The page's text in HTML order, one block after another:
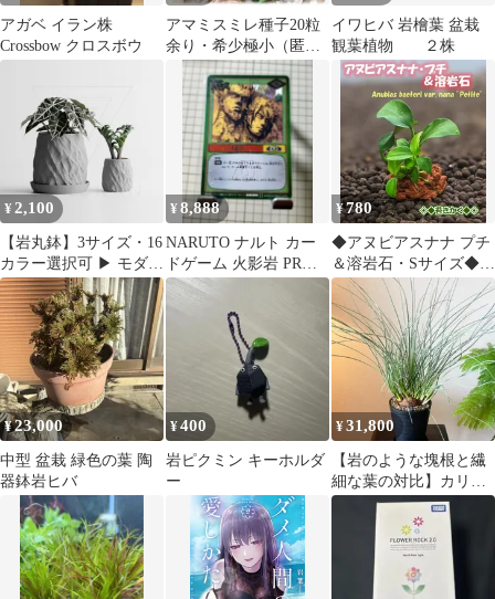
アガベ イラン株
Crossbow クロスボウ
アマミスミレ種子20粒
余り・希少極小（匿
名・追跡・補償発送）
Va-2
イワヒバ 岩檜葉 盆栽
観葉植物 ２株
¥2,100
【岩丸鉢】3サイズ・16
カラー選択可 ▶ モダン
デザイン鉢・おしゃれ
プランター
¥8,888
NARUTO ナルト カー
ドゲーム 火影岩 PR
作-1-R
¥780
◆アヌビアスナナ プチ
＆溶岩石・Sサイズ◆個
体選択可◎水中育成・
第四種郵便発送
¥23,000
中型 盆栽 緑色の葉 陶
器鉢岩ヒバ
¥400
岩ピクミン キーホルダ
ー
¥31,800
【岩のような塊根と繊
細な葉の対比】カリバ
ナス フーケリー